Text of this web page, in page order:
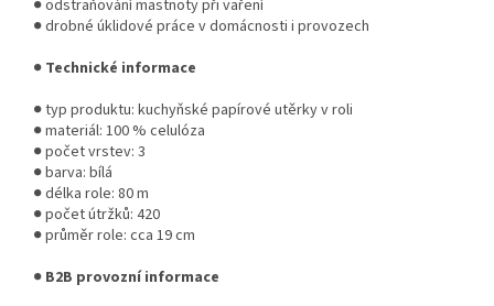
● odstraňování mastnoty při vaření
● drobné úklidové práce v domácnosti i provozech
● Technické informace
● typ produktu: kuchyňské papírové utěrky v roli
● materiál: 100 % celulóza
● počet vrstev: 3
● barva: bílá
● délka role: 80 m
● počet útržků: 420
● průměr role: cca 19 cm
● B2B provozní informace